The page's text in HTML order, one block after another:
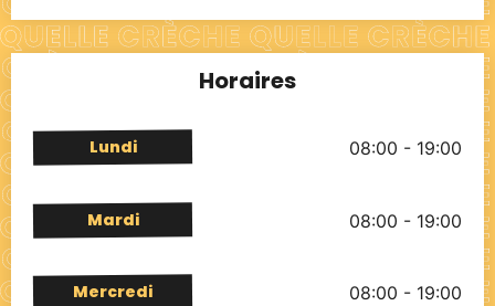
Horaires
Lundi 08:00 - 19:00
Mardi 08:00 - 19:00
Mercredi 08:00 - 19:00